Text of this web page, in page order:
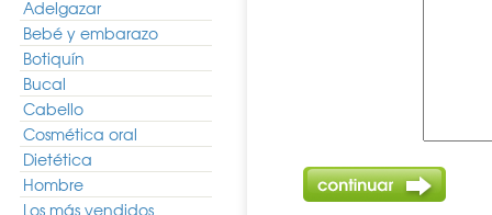
Adelgazar
Bebé y embarazo
Botiquín
Bucal
Cabello
Cosmética oral
Dietética
Hombre
Los más vendidos